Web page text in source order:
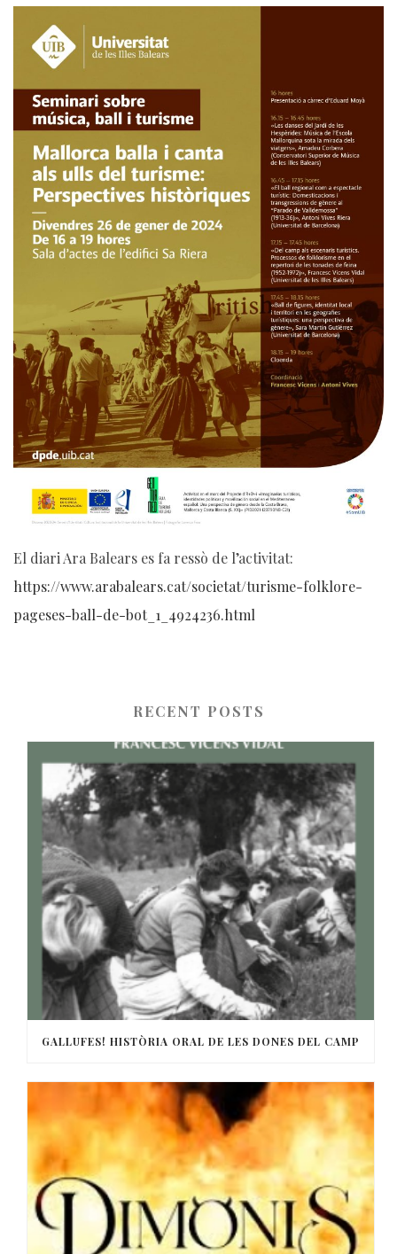
El diari Ara Balears es fa ressò de l’activitat:
https://www.arabalears.cat/societat/turisme-folklore-
pageses-ball-de-bot_1_4924236.html
RECENT POSTS
GALLUFES! HISTÒRIA ORAL DE LES DONES DEL CAMP